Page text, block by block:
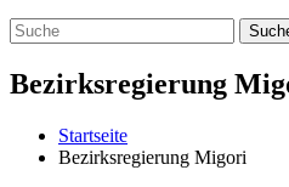
Bezirksregierung
Startseite
Bezirksregierung Migori